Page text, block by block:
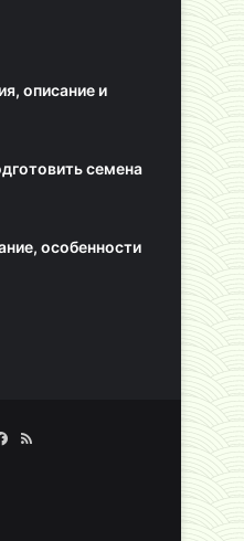
описание и
семена
особенности
Facebook